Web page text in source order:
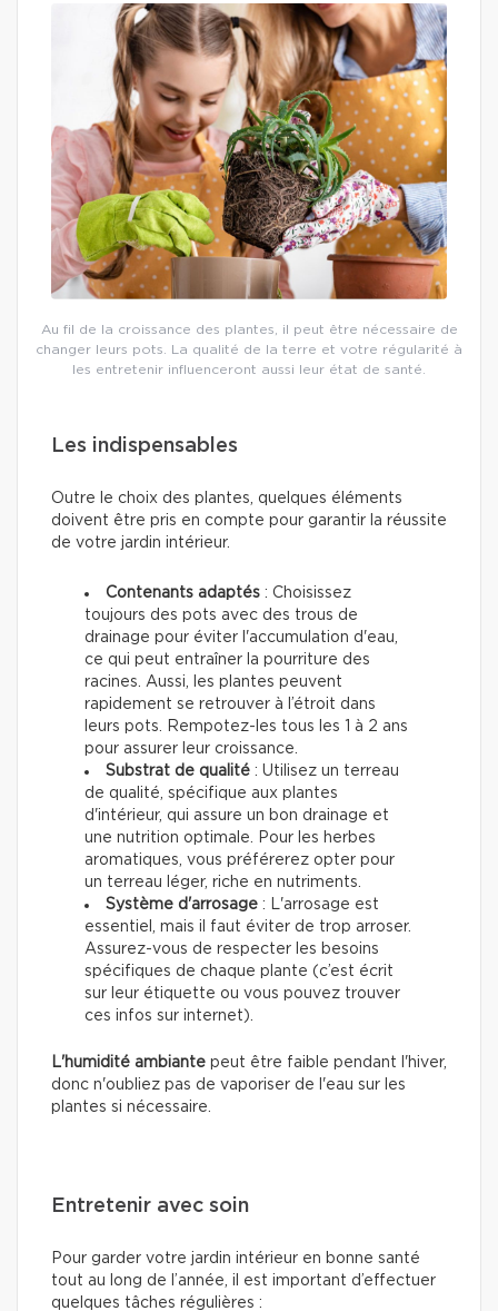
Au fil de la croissance des plantes, il peut être nécessaire de
changer leurs pots. La qualité de la terre et votre régularité à
les entretenir influenceront aussi leur état de santé.
Les indispensables
Outre le choix des plantes, quelques éléments
doivent être pris en compte pour garantir la réussite
de votre jardin intérieur.
Contenants adaptés : Choisissez
toujours des pots avec des trous de
drainage pour éviter l'accumulation d'eau,
ce qui peut entraîner la pourriture des
racines. Aussi, les plantes peuvent
rapidement se retrouver à l’étroit dans
leurs pots. Rempotez-les tous les 1 à 2 ans
pour assurer leur croissance.
Substrat de qualité : Utilisez un terreau
de qualité, spécifique aux plantes
d'intérieur, qui assure un bon drainage et
une nutrition optimale. Pour les herbes
aromatiques, vous préférerez opter pour
un terreau léger, riche en nutriments.
Système d'arrosage : L'arrosage est
essentiel, mais il faut éviter de trop arroser.
Assurez-vous de respecter les besoins
spécifiques de chaque plante (c’est écrit
sur leur étiquette ou vous pouvez trouver
ces infos sur internet).
L'humidité ambiante peut être faible pendant l'hiver,
donc n'oubliez pas de vaporiser de l'eau sur les
plantes si nécessaire.
Entretenir avec soin
Pour garder votre jardin intérieur en bonne santé
tout au long de l’année, il est important d’effectuer
quelques tâches régulières :